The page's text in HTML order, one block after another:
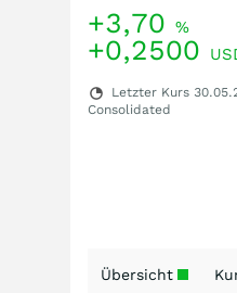
+3,70 %
+0,2500
Letzter Kurs
Consolidated
Übersicht